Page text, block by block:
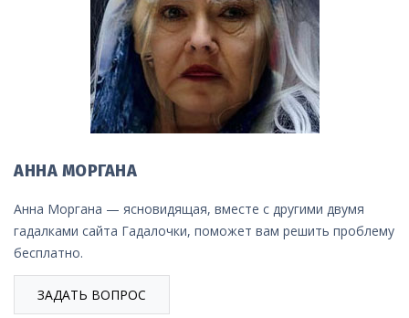
АННА МОРГАНА
Анна Моргана — ясновидящая, вместе с другими двумя
гадалками сайта Гадалочки, поможет вам решить проблему
бесплатно.
ЗАДАТЬ ВОПРОС